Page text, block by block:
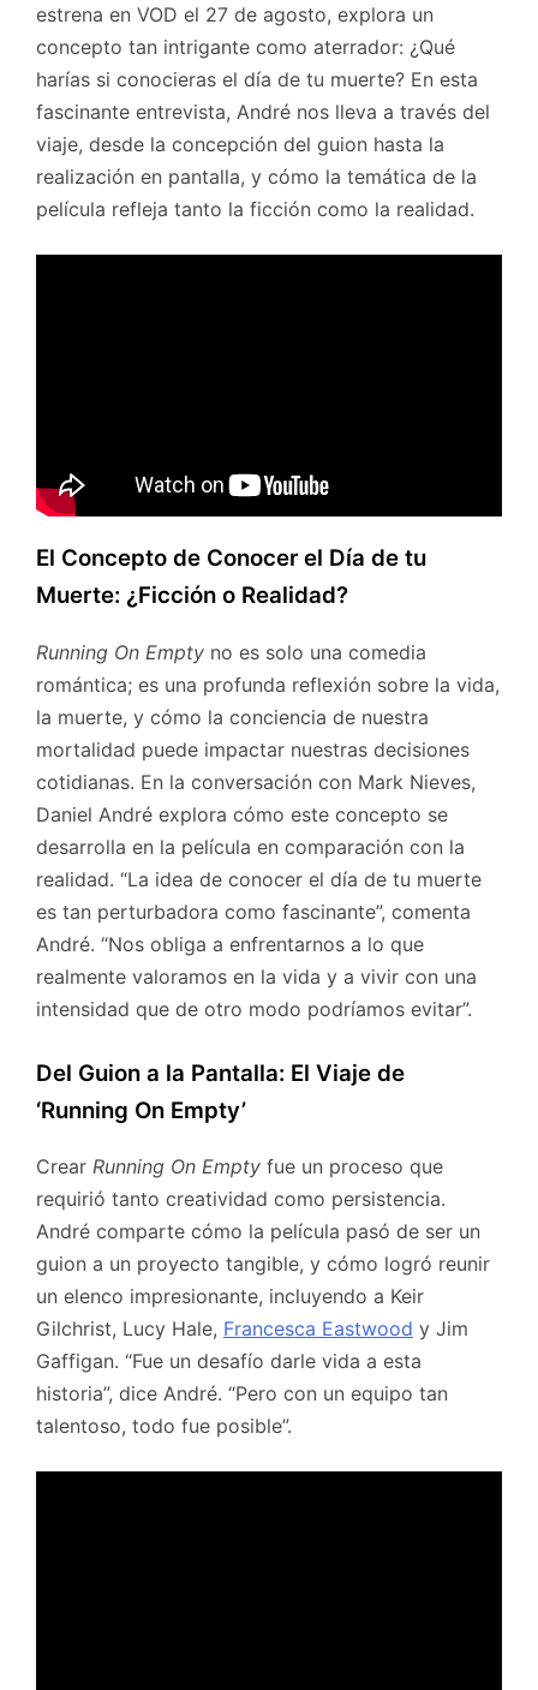
estrena en VOD el 27 de agosto, explora un
concepto tan intrigante como aterrador: ¿Qué
harías si conocieras el día de tu muerte? En esta
fascinante entrevista, André nos lleva a través del
viaje, desde la concepción del guion hasta la
realización en pantalla, y cómo la temática de la
película refleja tanto la ficción como la realidad.
El Concepto de Conocer el Día de tu
Muerte: ¿Ficción o Realidad?
Running On Empty no es solo una comedia
romántica; es una profunda reflexión sobre la vida,
la muerte, y cómo la conciencia de nuestra
mortalidad puede impactar nuestras decisiones
cotidianas. En la conversación con Mark Nieves,
Daniel André explora cómo este concepto se
desarrolla en la película en comparación con la
realidad. “La idea de conocer el día de tu muerte
es tan perturbadora como fascinante”, comenta
André. “Nos obliga a enfrentarnos a lo que
realmente valoramos en la vida y a vivir con una
intensidad que de otro modo podríamos evitar”.
Del Guion a la Pantalla: El Viaje de
‘Running On Empty’
Crear Running On Empty fue un proceso que
requirió tanto creatividad como persistencia.
André comparte cómo la película pasó de ser un
guion a un proyecto tangible, y cómo logró reunir
un elenco impresionante, incluyendo a Keir
Gilchrist, Lucy Hale, Francesca Eastwood y Jim
Gaffigan. “Fue un desafío darle vida a esta
historia”, dice André. “Pero con un equipo tan
talentoso, todo fue posible”.